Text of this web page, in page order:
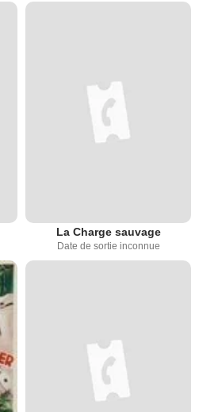
La Charge sauvage
Date de sortie inconnue